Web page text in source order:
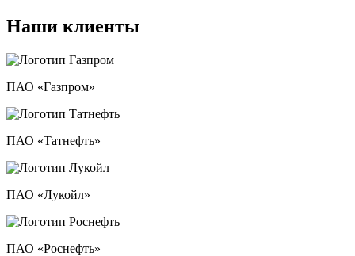
Наши клиенты
ПАО «Газпром»
ПАО «Татнефть»
ПАО «Лукойл»
ПАО «Роснефть»